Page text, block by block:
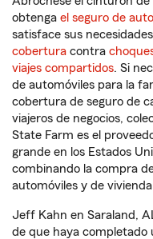
obtenga el seguro de
satisface sus
cobertura contra
viajes compartidos. Si
de automóviles para la
cobertura de seguro de
viajeros de negocios,
State Farm es el
grande en los Estados
combinando la compra
automóviles y de
Jeff Kahn en Saraland,
de que haya completado